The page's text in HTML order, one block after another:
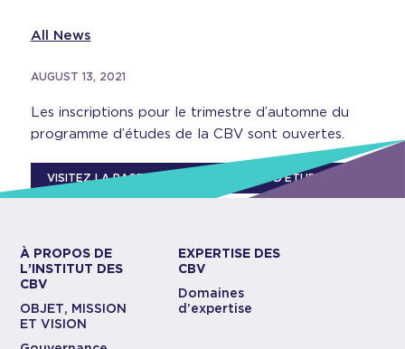
All News
AUGUST 13, 2021
Les inscriptions pour le trimestre d’automne du
programme d’études de la CBV sont ouvertes.
VISITEZ LA PAGE WEB DU PROGRAMME D’ÉTUDES
À PROPOS DE
L’INSTITUT DES
CBV
OBJET, MISSION
ET VISION
EXPERTISE DES
CBV
Domaines
d’expertise